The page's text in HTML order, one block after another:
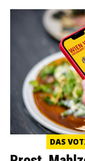
DAS